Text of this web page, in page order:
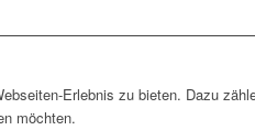
Erlebnis zu bieten. Dazu
möchten.